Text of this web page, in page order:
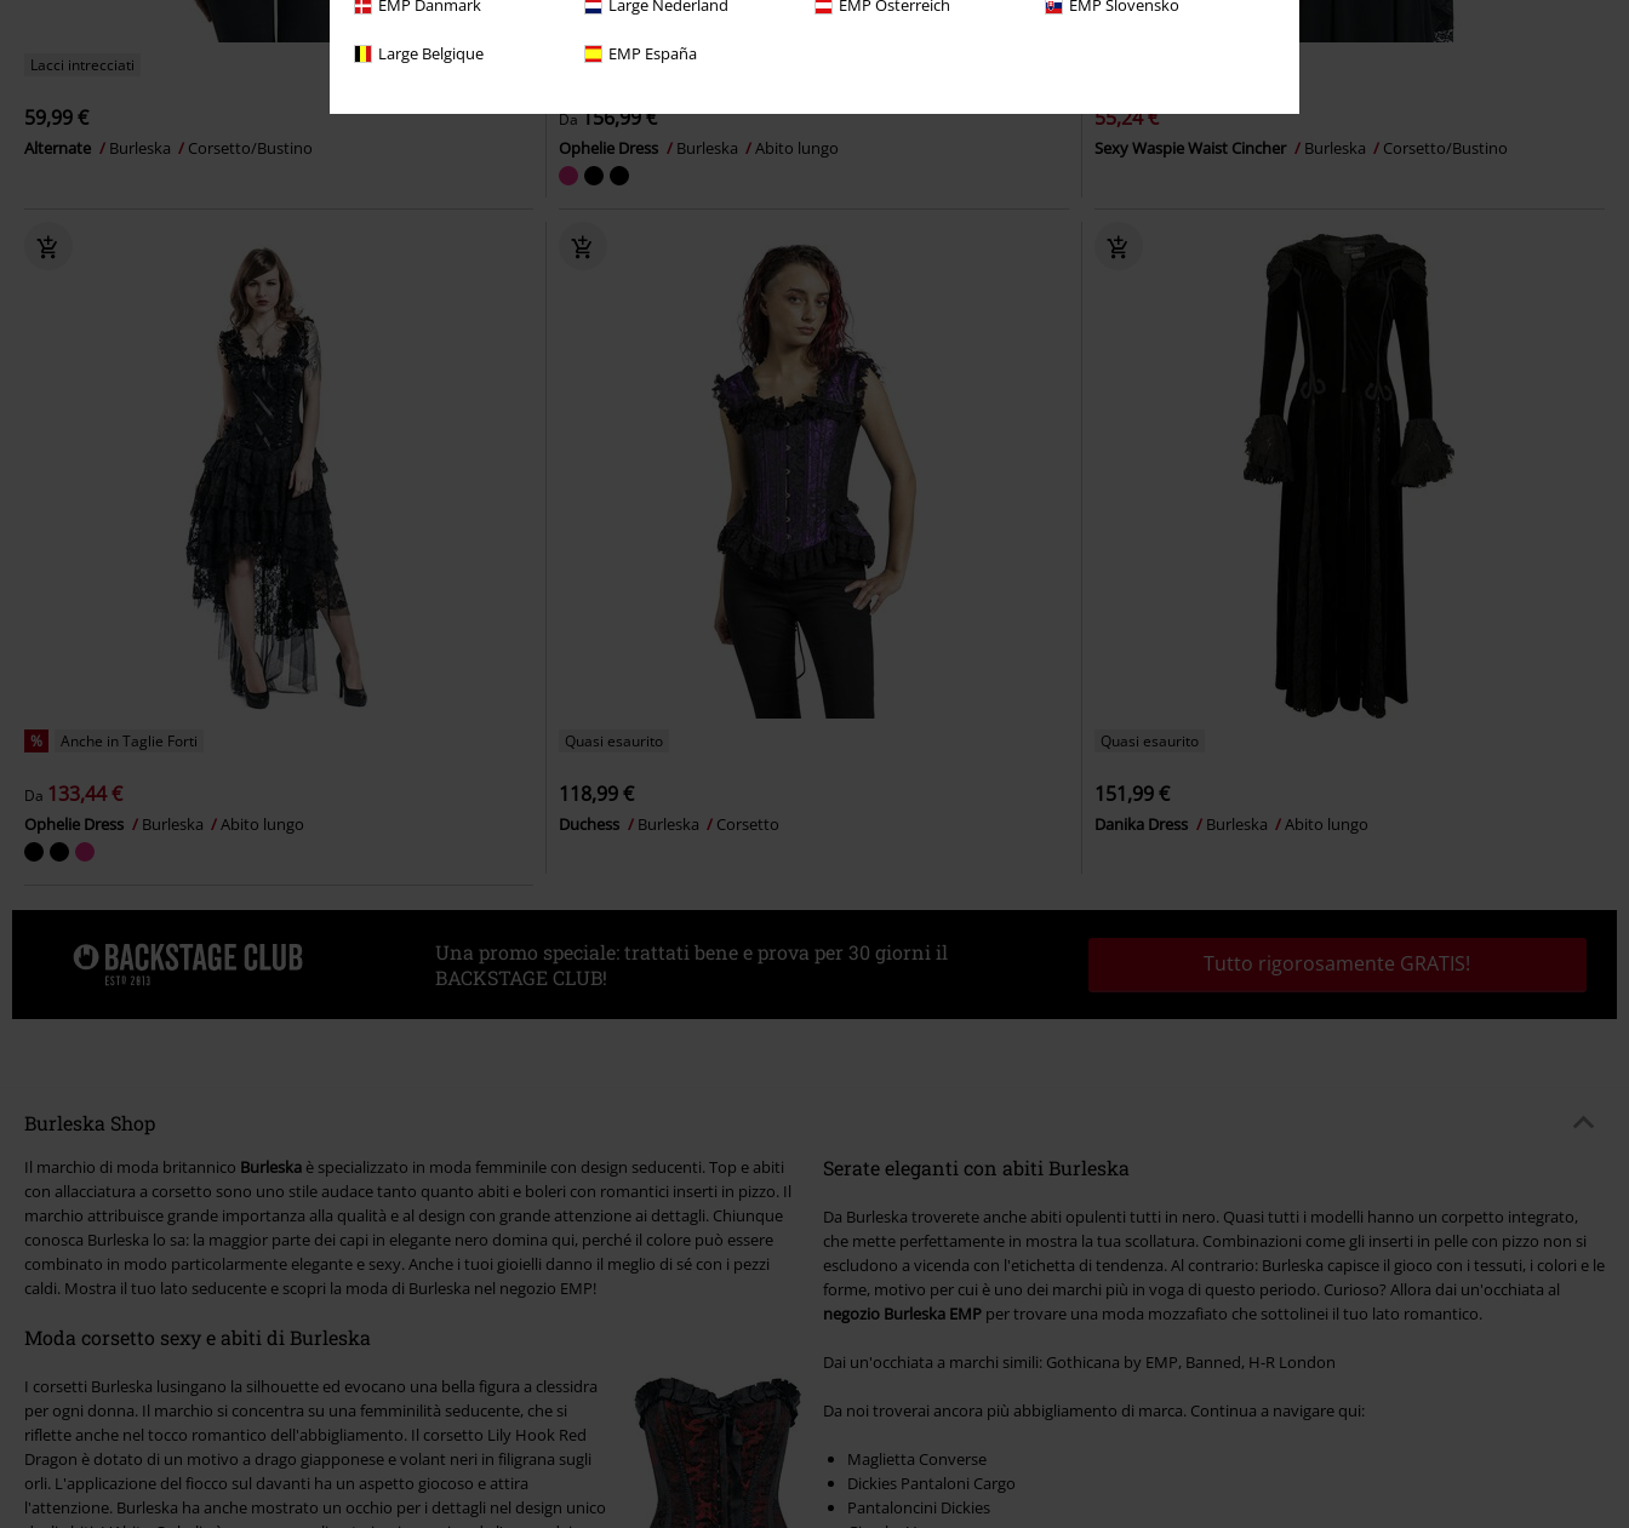
EMP Danmark Large Nederland EMP Österreich EMP Slovensko
Large Belgique EMP España
Lacci intrecciati
59,99 €
Alternate Burleska Corsetto/Bustino
Anche in Taglie Forti
Da156,99 €
Ophelie Dress Burleska Abito lungo
55,24 €
Sexy Waspie Waist Cincher Burleska Corsetto/Bustino
% Anche in Taglie Forti
Da 133,44 €
Ophelie Dress Burleska Abito lungo
Quasi esaurito
118,99 €
Duchess Burleska Corsetto
Quasi esaurito
151,99 €
Danika Dress Burleska Abito lungo
Una promo speciale: trattati bene e prova per 30 giorni il
BACKSTAGE CLUB!
Tutto rigorosamente GRATIS!
Burleska Shop
Il marchio di moda britannico Burleska è specializzato in moda femminile con design seducenti. Top e abiti
con allacciatura a corsetto sono uno stile audace tanto quanto abiti e boleri con romantici inserti in pizzo. Il
marchio attribuisce grande importanza alla qualità e al design con grande attenzione ai dettagli. Chiunque
conosca Burleska lo sa: la maggior parte dei capi in elegante nero domina qui, perché il colore può essere
combinato in modo particolarmente elegante e sexy. Anche i tuoi gioielli danno il meglio di sé con i pezzi
caldi. Mostra il tuo lato seducente e scopri la moda di Burleska nel negozio EMP!
Moda corsetto sexy e abiti di Burleska
I corsetti Burleska lusingano la silhouette ed evocano una bella figura a clessidra
per ogni donna. Il marchio si concentra su una femminilità seducente, che si
riflette anche nel tocco romantico dell'abbigliamento. Il corsetto Lily Hook Red
Dragon è dotato di un motivo a drago giapponese e volant neri in filigrana sugli
orli. L'applicazione del fiocco sul davanti ha un aspetto giocoso e attira
l'attenzione. Burleska ha anche mostrato un occhio per i dettagli nel design unico
Serate eleganti con abiti Burleska
Da Burleska troverete anche abiti opulenti tutti in nero. Quasi tutti i modelli hanno un corpetto integrato,
che mette perfettamente in mostra la tua scollatura. Combinazioni come gli inserti in pelle con pizzo non si
escludono a vicenda con l'etichetta di tendenza. Al contrario: Burleska capisce il gioco con i tessuti, i colori e le
forme, motivo per cui è uno dei marchi più in voga di questo periodo. Curioso? Allora dai un'occhiata al
negozio Burleska EMPper trovare una moda mozzafiato che sottolinei il tuo lato romantico.
Dai un'occhiata a marchi simili: Gothicana by EMP, Banned, H-R London
Da noi troverai ancora più abbigliamento di marca. Continua a navigare qui:
Maglietta Converse
Dickies Pantaloni Cargo
Pantaloncini Dickies